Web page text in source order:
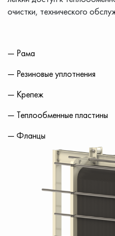
очистки, технического
— Рама
— Резиновые уплотнения
— Крепеж
— Теплообменные пластины
— Фланцы